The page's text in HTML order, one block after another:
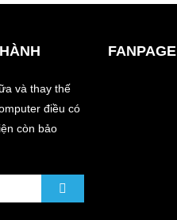
và thay thế
điều có
còn bảo
FANPAGE